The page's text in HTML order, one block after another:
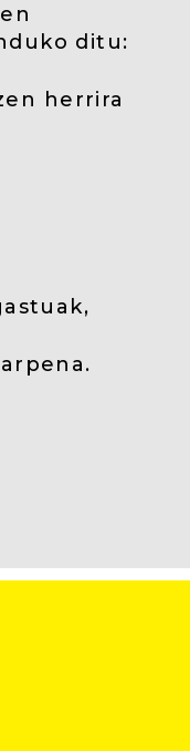
ditu:
herrira